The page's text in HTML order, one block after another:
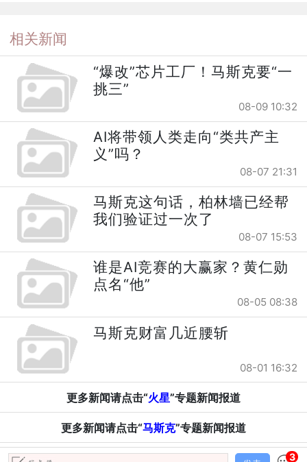
相关新闻
“爆改”芯片工厂！马斯克要“一
挑三”
08-09 10:32
AI将带领人类走向“类共产主
义”吗？
08-07 21:31
马斯克这句话，柏林墙已经帮
我们验证过一次了
08-07 15:53
谁是AI竞赛的大赢家？黄仁勋
点名“他”
08-05 08:38
马斯克财富几近腰斩
08-01 16:32
更多新闻请点击“火星”专题新闻报道
更多新闻请点击“马斯克”专题新闻报道
3